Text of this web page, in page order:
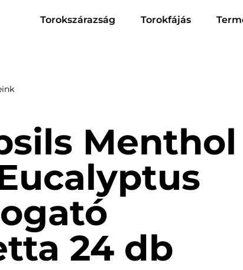
Torokszárazság Torokfájás
Menthol
24 db